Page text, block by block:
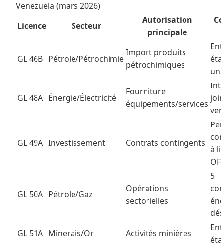
Venezuela (mars 2026)
Licence
Secteur
Autorisation
principale
GL 46B Pétrole/Pétrochimie
Import produits
pétrochimiques
GL 48A Énergie/Électricité
Fourniture
équipements/services
GL 49A Investissement Contrats contingents
à
GL 50A Pétrole/Gaz
Opérations
sectorielles
5
GL 51A Minerais/Or Activités minières